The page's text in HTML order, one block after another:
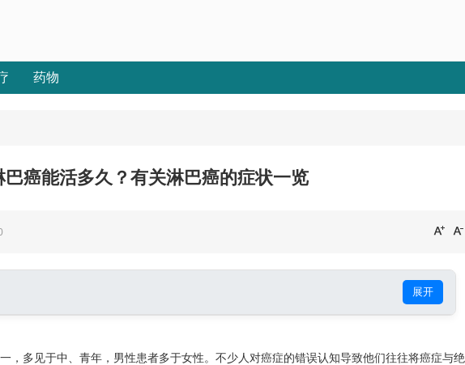
药物
巴癌能活多久？有关淋巴癌的症状一览
展开
，多见于中、青年，男性患者多于女性。不少人对癌症的错误认知导致他们往往将癌症与绝